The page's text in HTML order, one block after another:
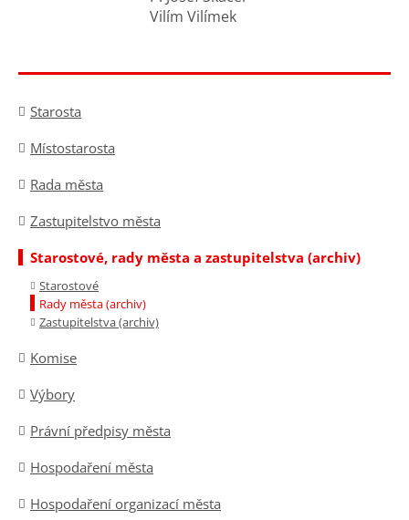
Vilím Vilímek
Starosta
Místostarosta
Rada města
Zastupitelstvo města
Starostové, rady města a zastupitelstva (archiv)
Starostové
Rady města (archiv)
Zastupitelstva (archiv)
Komise
Výbory
Právní předpisy města
Hospodaření města
Hospodaření organizací města